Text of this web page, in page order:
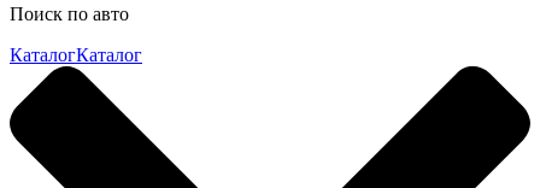
Поиск по авто
КаталогКаталог